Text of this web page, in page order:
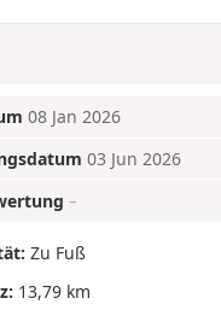
08 Jan 2026
03 Jun 2026
–
Zu Fuß
13,79 km